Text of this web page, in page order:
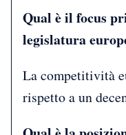
Qual è il focus
legislatura
La competitività
rispetto a un